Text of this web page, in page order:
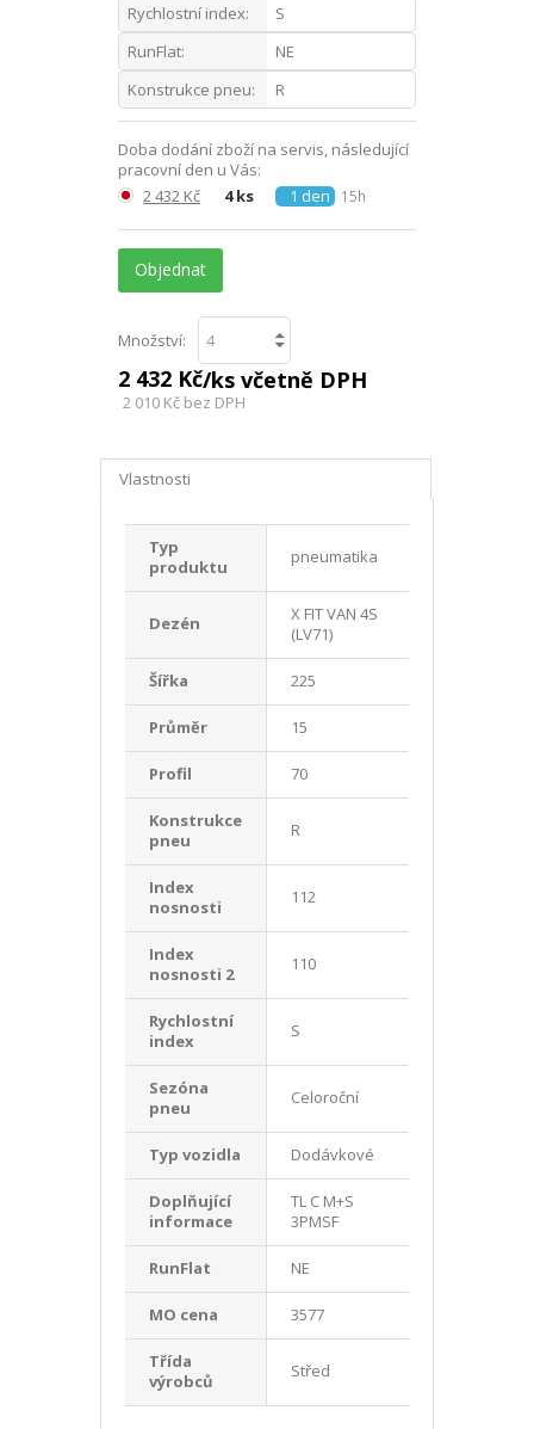
Rychlostní index:
S
RunFlat:
NE
Konstrukce pneu:
R
Doba dodání zboží na servis, následující
pracovní den u Vás:
2 432 Kč
4 ks 1 den 15h
Objednat
Množství:
2 432 Kč/ks včetně DPH
2 010 Kč bez DPH
Vlastnosti
Typ
produktu
pneumatika
Dezén
X FIT VAN 4S
(LV71)
Šířka 225
Průměr 15
Profil 70
Konstrukce
pneu
R
Index
nosnosti
112
Index
nosnosti 2
110
Rychlostní
index
S
Sezóna
pneu
Celoroční
Typ vozidla Dodávkové
Doplňující
informace
TL C M+S
3PMSF
RunFlat NE
MO cena 3577
Třída
výrobců
Střed